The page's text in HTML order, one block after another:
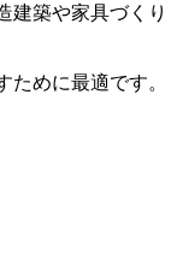
建築や家具づくり
ために最適です。